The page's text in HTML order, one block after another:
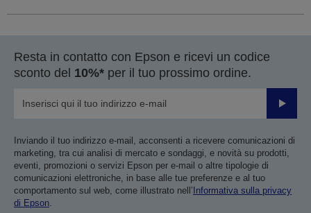
Resta in contatto con Epson e ricevi un codice
sconto del 10%* per il tuo prossimo ordine.
Invia
Inviando il tuo indirizzo e-mail, acconsenti a ricevere comunicazioni di
marketing, tra cui analisi di mercato e sondaggi, e novità su prodotti,
eventi, promozioni o servizi Epson per e-mail o altre tipologie di
comunicazioni elettroniche, in base alle tue preferenze e al tuo
comportamento sul web, come illustrato nell’ Informativa sulla privacy
di Epson.